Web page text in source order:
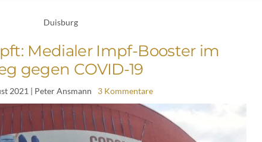
Duisburg
Medialer Impf-Booster im
gegen COVID-19
2021 | Peter Ansmann 3 Kommentare